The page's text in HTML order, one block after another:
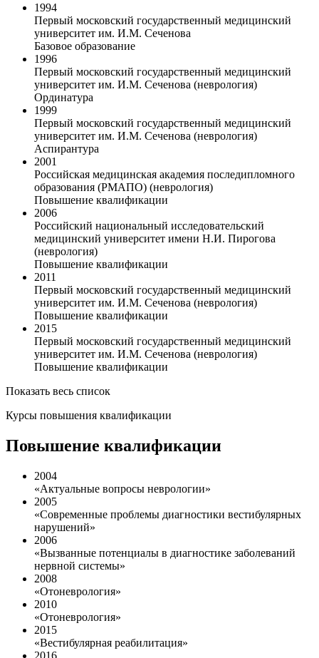
1994
Первый московский государственный медицинский
университет им. И.М. Сеченова
Базовое образование
1996
Первый московский государственный медицинский
университет им. И.М. Сеченова (неврология)
Ординатура
1999
Первый московский государственный медицинский
университет им. И.М. Сеченова (неврология)
Аспирантура
2001
Российская медицинская академия последипломного
образования (РМАПО) (неврология)
Повышение квалификации
2006
Российский национальный исследовательский
медицинский университет имени Н.И. Пирогова
(неврология)
Повышение квалификации
2011
Первый московский государственный медицинский
университет им. И.М. Сеченова (неврология)
Повышение квалификации
2015
Первый московский государственный медицинский
университет им. И.М. Сеченова (неврология)
Повышение квалификации
Показать весь список
Курсы повышения квалификации
Повышение квалификации
2004
«Актуальные вопросы неврологии»
2005
«Современные проблемы диагностики вестибулярных
нарушений»
2006
«Вызванные потенциалы в диагностике заболеваний
нервной системы»
2008
«Отоневрология»
2010
«Отоневрология»
2015
«Вестибулярная реабилитация»
2016